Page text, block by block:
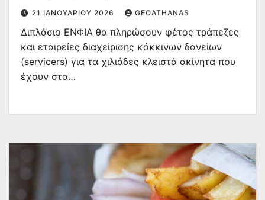
21 ΙΑΝΟΥΑΡΊΟΥ 2026 GEOATHANAS
Διπλάσιο ΕΝΦΙΑ θα πληρώσουν φέτος τράπεζες
και εταιρείες διαχείρισης κόκκινων δανείων
(servicers) για τα χιλιάδες κλειστά ακίνητα που
έχουν στα…